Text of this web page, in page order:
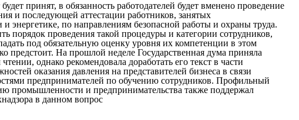
принят, в обязанность работодателей будет вменено проведение
и последующей аттестации работников, занятых
энергетике, по направлениям безопасной работы и охраны труда.
порядок проведения такой процедуры и категории сотрудников,
под обязательную оценку уровня их компетенции в этом
предстоит. На прошлой неделе Государственная дума приняла
однако рекомендовала доработать его текст в части
оказания давления на представителей бизнеса в связи
предпринимателей по обучению сотрудников. Профильный
промышленности и предпринимательства также поддержал
в данном вопрос